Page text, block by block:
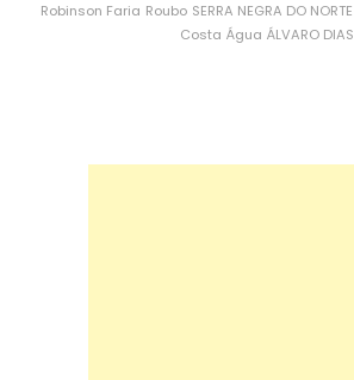
Robinson Faria Roubo SERRA NEGRA DO NORTE
Costa Água ÁLVARO DIAS